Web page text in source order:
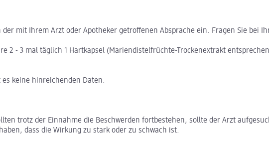
mit Ihrem Arzt oder Apotheker getroffenen Absprache ein. Fragen Sie bei
2 - 3 mal täglich 1 Hartkapsel (Mariendistelfrüchte-Trockenextrakt
keine hinreichenden Daten.
trotz der Einnahme die Beschwerden fortbestehen, sollte der Arzt
dass die Wirkung zu stark oder zu schwach ist.